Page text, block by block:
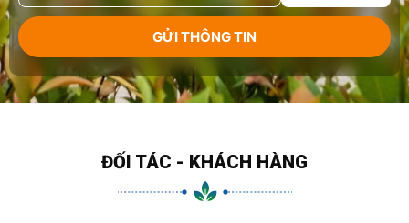
ĐỐI TÁC - KHÁCH HÀNG